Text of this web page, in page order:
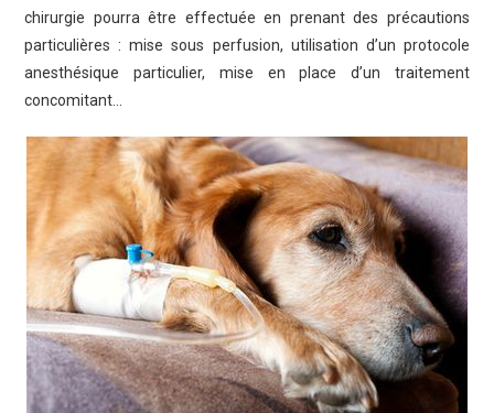
chirurgie pourra être effectuée en prenant des précautions
particulières : mise sous perfusion, utilisation d’un protocole
anesthésique particulier, mise en place d’un traitement
concomitant…